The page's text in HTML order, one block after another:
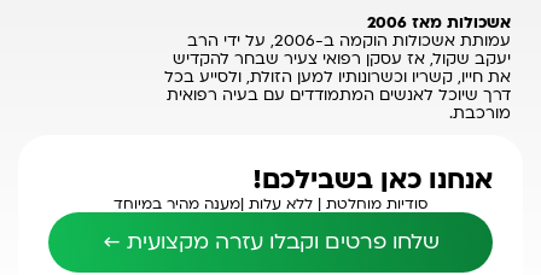
אשכולות מאז 2006
עמותת אשכולות הוקמה ב-2006, על ידי הרב
יעקב שקול, אז עסקן רפואי צעיר שבחר להקדיש
את חייו, קשריו וכשרונותיו למען הזולת, ולסייע בכל
דרך שיוכל לאנשים המתמודדים עם בעיה רפואית
מורכבת.
אנחנו כאן בשבילכם!
סודיות מוחלטת | ללא עלות |מענה מהיר במיוחד
שלחו פרטים וקבלו עזרה מקצועית ←